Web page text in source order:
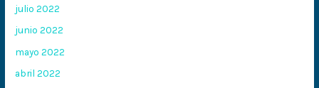
julio 2022
junio 2022
mayo 2022
abril 2022